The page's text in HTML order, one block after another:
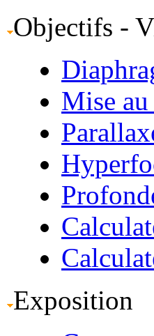
Objectifs -
Mise
Exposition